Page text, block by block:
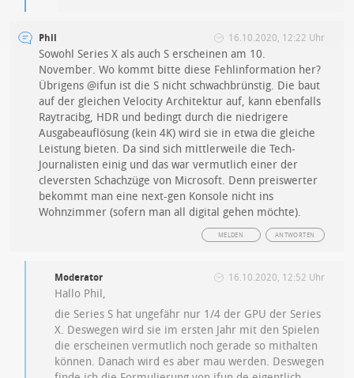
Phil 16.10.2020, 12:22 Uhr
Sowohl Series X als auch S erscheinen am 10.
November. Wo kommt bitte diese Fehlinformation her?
Übrigens @ifun ist die S nicht schwachbrünstig. Die baut
auf der gleichen Velocity Architektur auf, kann ebenfalls
Raytracibg, HDR und bedingt durch die niedrigere
Ausgabeauflösung (kein 4K) wird sie in etwa die gleiche
Leistung bieten. Da sind sich mittlerweile die Tech-
Journalisten einig und das war vermutlich einer der
cleversten Schachzüge von Microsoft. Denn preiswerter
bekommt man eine next-gen Konsole nicht ins
Wohnzimmer (sofern man all digital gehen möchte).
ANTWORTEN
MELDEN
Moderator 16.10.2020, 12:52 Uhr
Hallo Phil,
die Series S hat ungefähr nur 1/4 der GPU der Series
X. Deswegen wird sie im ersten Jahr mit den Spielen
die erscheinen vermutlich noch gerade so mithalten
können. Danach wird es aber mau werden. Deswegen